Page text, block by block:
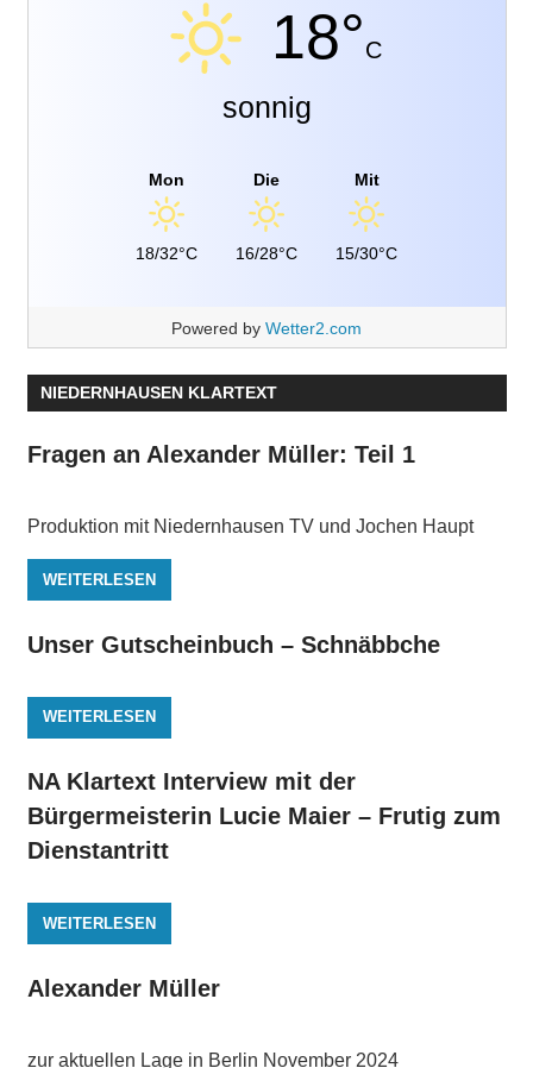
18°C
sonnig
Mon
18/32°C
Die
16/28°C
Mit
15/30°C
Powered by Wetter2.com
NIEDERNHAUSEN KLARTEXT
Fragen an Alexander Müller: Teil 1
Produktion mit Niedernhausen TV und Jochen Haupt
WEITERLESEN
Unser Gutscheinbuch – Schnäbbche
WEITERLESEN
NA Klartext Interview mit der
Bürgermeisterin Lucie Maier – Frutig zum
Dienstantritt
WEITERLESEN
Alexander Müller
zur aktuellen Lage in Berlin November 2024